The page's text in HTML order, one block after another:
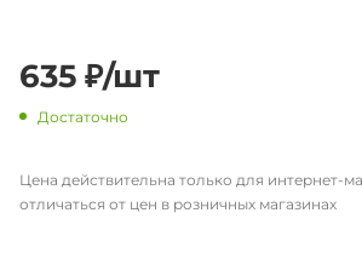
635 ₽/шт
Достаточно
Цена действительна только для интернет-
отличаться от цен в розничных магазинах